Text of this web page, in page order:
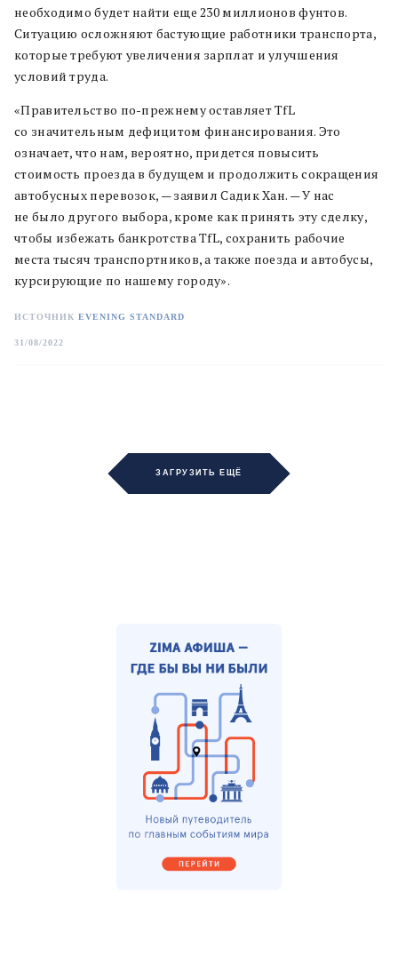
необходимо будет найти еще 230 миллионов фунтов.
Ситуацию осложняют бастующие работники транспорта,
которые требуют увеличения зарплат и улучшения
условий труда.
«Правительство по-прежнему оставляет TfL
со значительным дефицитом финансирования. Это
означает, что нам, вероятно, придется повысить
стоимость проезда в будущем и продолжить сокращения
автобусных перевозок, — заявил Садик Хан. — У нас
не было другого выбора, кроме как принять эту сделку,
чтобы избежать банкротства TfL, сохранить рабочие
места тысяч транспортников, а также поезда и автобусы,
курсирующие по нашему городу».
ИСТОЧНИК EVENING STANDARD
31/08/2022
ЗАГРУЗИТЬ ЕЩЁ